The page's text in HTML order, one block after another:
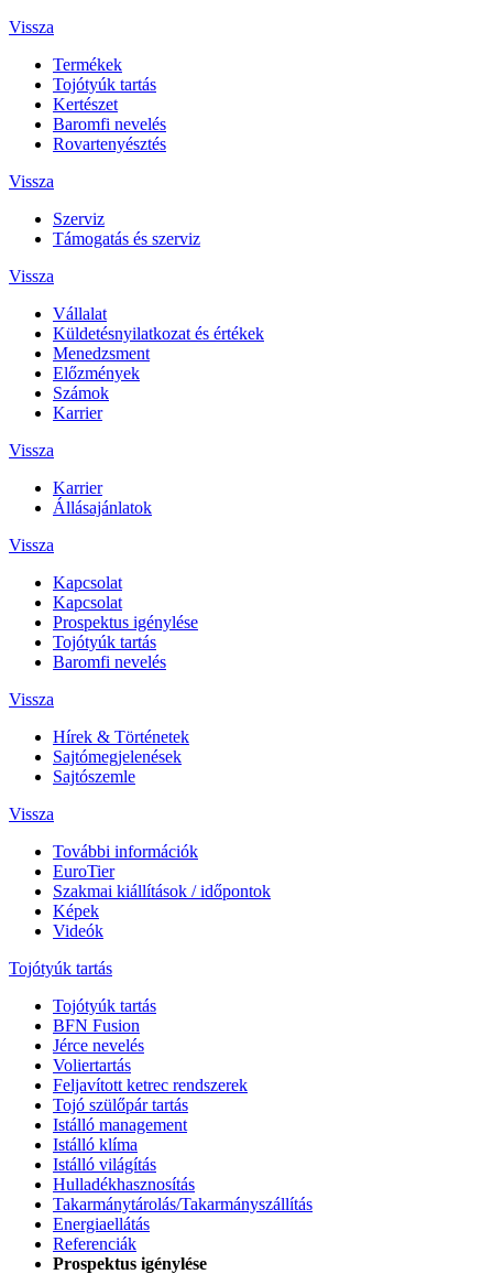
Vissza
Termékek
Tojótyúk tartás
Kertészet
Baromfi nevelés
Rovartenyésztés
Vissza
Szerviz
Támogatás és szerviz
Vissza
Vállalat
Küldetésnyilatkozat és értékek
Menedzsment
Előzmények
Számok
Karrier
Vissza
Karrier
Állásajánlatok
Vissza
Kapcsolat
Kapcsolat
Prospektus igénylése
Tojótyúk tartás
Baromfi nevelés
Vissza
Hírek & Történetek
Sajtómegjelenések
Sajtószemle
Vissza
További információk
EuroTier
Szakmai kiállítások / időpontok
Képek
Videók
Tojótyúk tartás
Tojótyúk tartás
BFN Fusion
Jérce nevelés
Voliertartás
Feljavított ketrec rendszerek
Tojó szülőpár tartás
Istálló management
Istálló klíma
Istálló világítás
Hulladékhasznosítás
Takarmánytárolás/Takarmányszállítás
Energiaellátás
Referenciák
Prospektus igénylése